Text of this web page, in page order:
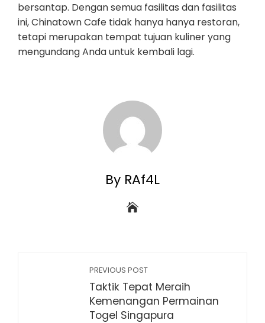
bersantap. Dengan semua fasilitas dan fasilitas
ini, Chinatown Cafe tidak hanya hanya restoran,
tetapi merupakan tempat tujuan kuliner yang
mengundang Anda untuk kembali lagi.
By RAf4L
PREVIOUS POST
Taktik Tepat Meraih
Kemenangan Permainan
Togel Singapura